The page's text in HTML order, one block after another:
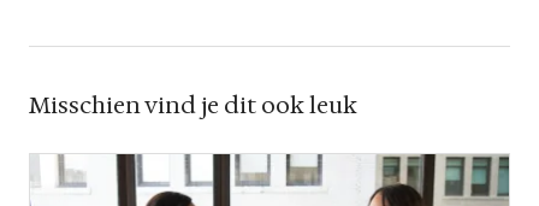
Misschien vind je dit ook leuk